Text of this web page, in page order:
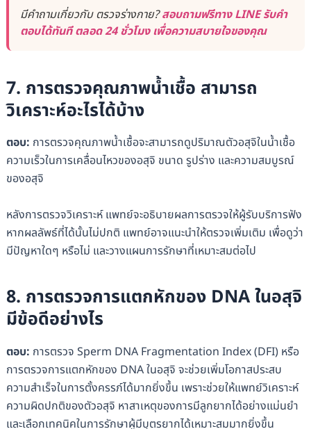
มีคำถามเกี่ยวกับ ตรวจร่างกาย?สอบถามฟรีทาง LINE รับคำ
ตอบได้ทันที ตลอด 24 ชั่วโมง เพื่อความสบายใจของคุณ
7. การตรวจคุณภาพน้ำเชื้อ สามารถ
วิเคราะห์อะไรได้บ้าง
ตอบ: การตรวจคุณภาพน้ำเชื้อจะสามารถดูปริมาณตัวอสุจิในน้ำเชื้อ
ความเร็วในการเคลื่อนไหวของอสุจิ ขนาด รูปร่าง และความสมบูรณ์
ของอสุจิ
หลังการตรวจวิเคราะห์ แพทย์จะอธิบายผลการตรวจให้ผู้รับบริการฟัง
หากผลลัพธ์ที่ได้นั้นไม่ปกติ แพทย์อาจแนะนำให้ตรวจเพิ่มเติม เพื่อดูว่า
มีปัญหาใดๆ หรือไม่ และวางแผนการรักษาที่เหมาะสมต่อไป
8. การตรวจการแตกหักของ DNA ในอสุจิ
มีข้อดีอย่างไร
ตอบ: การตรวจ Sperm DNA Fragmentation Index (DFI) หรือ
การตรวจการแตกหักของ DNA ในอสุจิ จะช่วยเพิ่มโอกาสประสบ
ความสำเร็จในการตั้งครรภ์ได้มากยิ่งขึ้น เพราะช่วยให้แพทย์วิเคราะห์
ความผิดปกติของตัวอสุจิ หาสาเหตุของการมีลูกยากได้อย่างแม่นยำ
และเลือกเทคนิคในการรักษาผู้มีบุตรยากได้เหมาะสมมากยิ่งขึ้น